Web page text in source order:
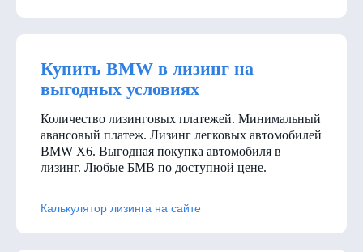
Купить BMW в лизинг на
выгодных условиях
Количество лизинговых платежей. Минимальный
авансовый платеж. Лизинг легковых автомобилей
BMW X6. Выгодная покупка автомобиля в
лизинг. Любые БМВ по доступной цене.
Калькулятор лизинга на сайте